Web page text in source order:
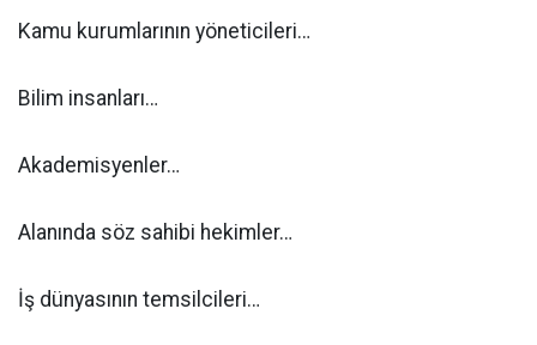
Kamu kurumlarının yöneticileri…
Bilim insanları…
Akademisyenler…
Alanında söz sahibi hekimler…
İş dünyasının temsilcileri…